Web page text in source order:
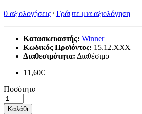
0 αξιολογήσεις /Γράψτε μια αξιολόγηση
Κατασκευαστής: Winner
Κωδικός Προϊόντος: 15.12.XXX
Διαθεσιμότητα: Διαθέσιμο
11,60€
Ποσότητα
Καλάθι